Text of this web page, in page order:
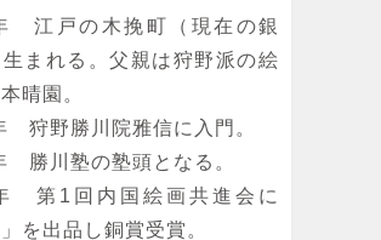
江戸の木挽町（現在の銀
生まれる。父親は狩野派の絵
晴園。
狩野勝川院雅信に入門。
勝川塾の塾頭となる。
第1回内国絵画共進会に
」を出品し銅賞受賞。